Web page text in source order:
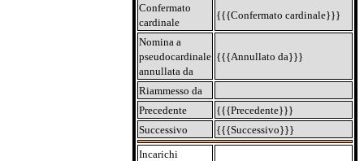
Confermato
cardinale
{{{Confermato cardinale}}}
Nomina a
pseudocardinale
annullata da
{{{Annullato da}}}
Riammesso da
Precedente
{{{Precedente}}}
Successivo
{{{Successivo}}}
Incarichi